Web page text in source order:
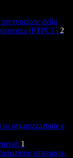
della
(PTPCT) 2
organizzazione e
1
strategico-